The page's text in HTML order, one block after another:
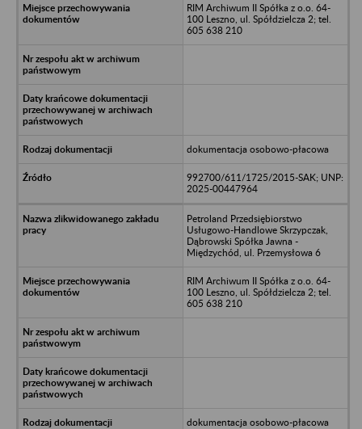
RIM Archiwum II Spółka z o.o. 64-
100 Leszno, ul. Spółdzielcza 2; tel.
605 638 210
dokumentacja osobowo-płacowa
992700/611/1725/2015-SAK; UNP:
2025-00447964
Petroland Przedsiębiorstwo
Usługowo-Handlowe Skrzypczak,
Dąbrowski Spółka Jawna -
Międzychód, ul. Przemysłowa 6
RIM Archiwum II Spółka z o.o. 64-
100 Leszno, ul. Spółdzielcza 2; tel.
605 638 210
dokumentacja osobowo-płacowa